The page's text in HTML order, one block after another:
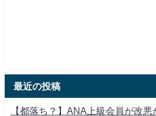
最近の投稿
【都落ち？】ANA上級会員が改